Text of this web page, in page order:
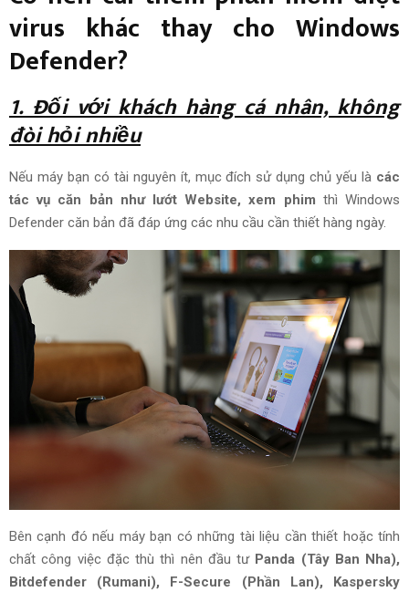
virus khác thay cho Windows
Defender?
1. Đối với khách hàng cá nhân, không
đòi hỏi nhiều
Nếu máy bạn có tài nguyên ít, mục đích sử dụng chủ yếu là các
tác vụ căn bản như lướtWebsite, xem phim thì Windows
Defender căn bản đã đáp ứng các nhu cầu cần thiết hàng ngày.
Bên cạnh đó nếu máy bạn có những tài liệu cần thiết hoặctính
chất công việc đặc thùthì nên đầu tư Panda (Tây Ban Nha),
Bitdefender (Rumani), F-Secure (Phần Lan), Kaspersky